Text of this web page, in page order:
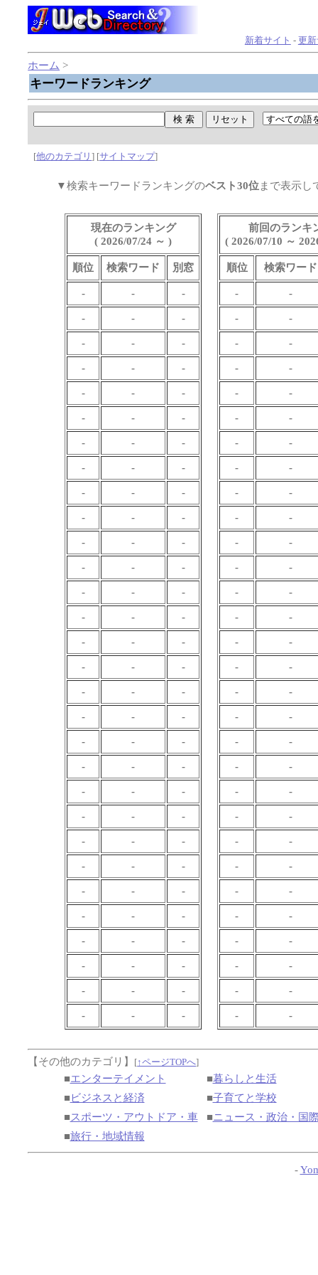
新着サイト - 更
ホーム >
キーワードランキング
[他のカテゴリ] [サイトマップ]
▼検索キーワードランキングのベスト30位まで表示し
現在のランキング
( 2026/07/24 ～ )
順位 検索ワード 別窓
- - -
- - -
- - -
- - -
- - -
- - -
- - -
- - -
- - -
- - -
- - -
- - -
- - -
- - -
- - -
- - -
- - -
- - -
- - -
- - -
- - -
- - -
- - -
- - -
- - -
- - -
- - -
- - -
- - -
- - -
前回のランキ
( 2026/07/10 ～
順位 検索ワード
- -
- -
- -
- -
- -
- -
- -
- -
- -
- -
- -
- -
- -
- -
- -
- -
- -
- -
- -
- -
- -
- -
- -
- -
- -
- -
- -
- -
- -
- -
【その他のカテゴリ】 [↑ページTOPへ]
■エンターテイメント ■暮らしと生活
■ ビジネスと経済 ■子育てと学校
■スポーツ・アウトドア・車 ■ニュース・政治・国
■旅行・地域情報
-